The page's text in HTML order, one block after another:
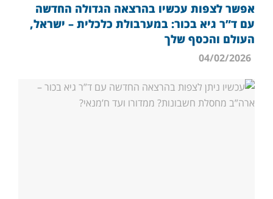
אפשר לצפות עכשיו בהרצאה הגדולה החדשה
עם ד”ר גיא בכור: במערבולת כלכלית – ישראל,
העולם והכסף שלך